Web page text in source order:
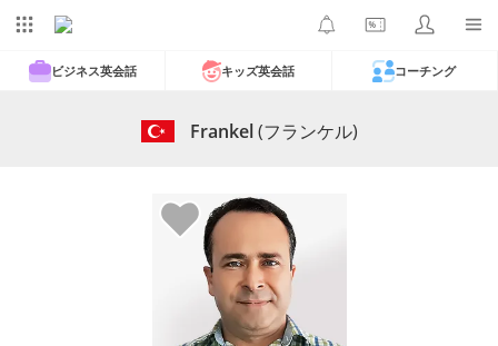
ビジネス英会話 キッズ英会話 コーチング
Frankel(フランケル)